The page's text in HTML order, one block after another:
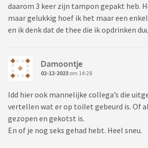
daarom 3 keer zijn tampon gepakt heb.
maar gelukkig hoef ik het maar een
en ik denk dat de thee die ik opdrinken
Damoontje
02-12-2023 om 14:28
Idd hier ook mannelijke collega’s die
vertellen wat er op toilet gebeurd is. Of
gezopen en gekotst is.
En of je nog seks gehad hebt. Heel sneu.